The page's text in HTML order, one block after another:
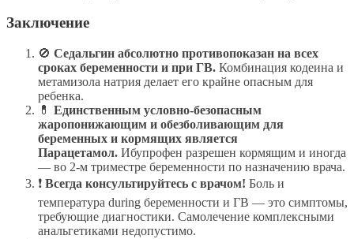
Заключение
🚫 Седальгин абсолютно противопоказан на всех
сроках беременности и при ГВ. Комбинация кодеина и
метамизола натрия делает его крайне опасным для
ребенка.
💊 Единственным условно-безопасным
жаропонижающим и обезболивающим для
беременных и кормящих является
Парацетамол. Ибупрофен разрешен кормящим и иногда
— во 2-м триместре беременности по назначению врача.
❗ Всегда консультируйтесь с врачом! Боль и
температура during беременности и ГВ — это симптомы,
требующие диагностики. Самолечение комплексными
анальгетиками недопустимо.